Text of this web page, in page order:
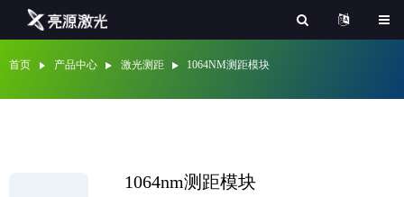
首页 产品中心 激光测距 1064NM测距模块
1064nm测距模块